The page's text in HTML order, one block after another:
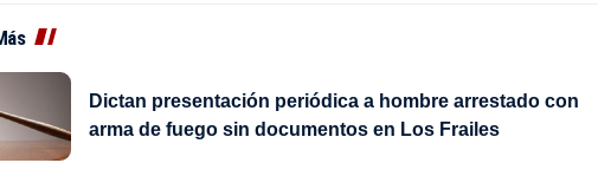
Dictan presentación periódica a hombre arrestado con
arma de fuego sin documentos en Los Frailes